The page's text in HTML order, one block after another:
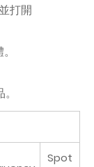
打開
Spot